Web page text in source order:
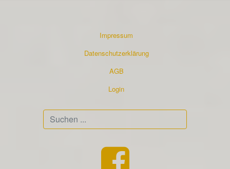
Impressum
Datenschutzerklärung
AGB
Login